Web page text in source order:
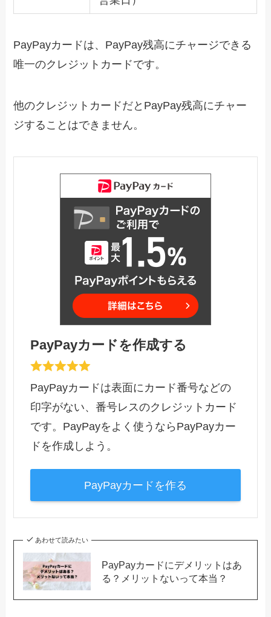
PayPayカードは、PayPay残高にチャージできる
唯一のクレジットカードです。
他のクレジットカードだとPayPay残高にチャー
ジすることはできません。
PayPayカードを作成する
PayPayカードは表面にカード番号などの
印字がない、番号レスのクレジットカード
です。PayPayをよく使うならPayPayカー
ドを作成しよう。
PayPayカードを作る
あわせて読みたい
PayPayカードにデメリットはあ
る？メリットないって本当？